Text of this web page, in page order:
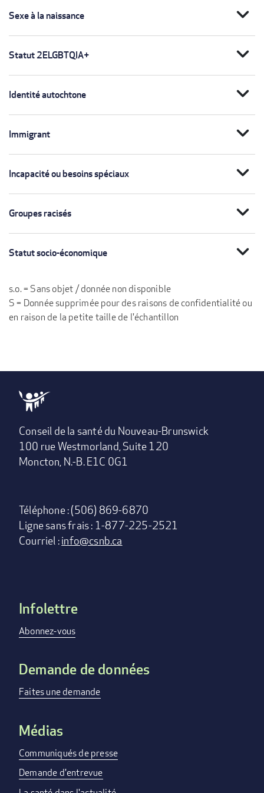
Sexe à la naissance expand_more
Statut 2ELGBTQIA+ expand_more
Identité autochtone expand_more
Immigrant expand_more
Incapacité ou besoins spéciaux expand_more
Groupes racisés expand_more
Statut socio-économique expand_more
s.o. = Sans objet / donnée non disponible
S = Donnée supprimée pour des raisons de confidentialité ou
en raison de la petite taille de l'échantillon
Conseil de la santé du Nouveau-Brunswick
100 rue Westmorland, Suite 120
Moncton, N.-B. E1C 0G1
Téléphone : (506) 869-6870
Ligne sans frais : 1-877-225-2521
Courriel :info@csnb.ca
Footer
menu
Infolettre
Abonnez-vous
Demande de données
Faites une demande
Médias
Communiqués de presse
Demande d'entrevue